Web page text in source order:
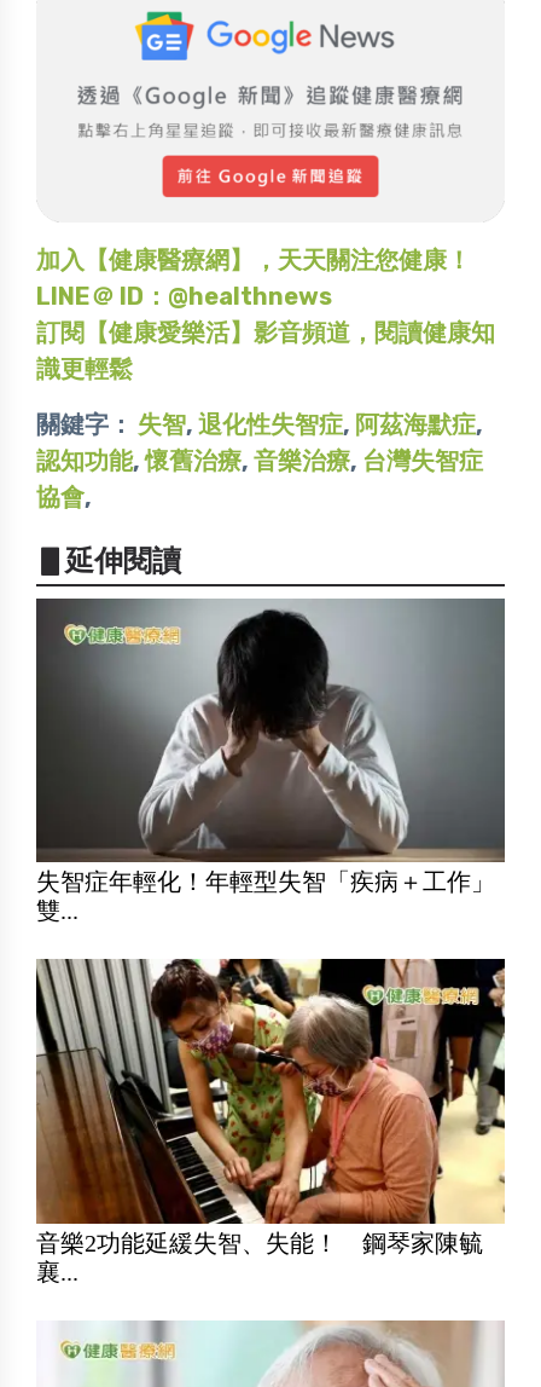
加入【健康醫療網】，天天關注您健康！
LINE＠ ID：@healthnews
訂閱【健康愛樂活】影音頻道，閱讀健康知
識更輕鬆
關鍵字： 失智, 退化性失智症, 阿茲海默症,
認知功能,懷舊治療, 音樂治療, 台灣失智症
協會,
▋延伸閱讀
失智症年輕化！年輕型失智「疾病＋工作」
雙...
音樂2功能延緩失智、失能！ 鋼琴家陳毓
襄...